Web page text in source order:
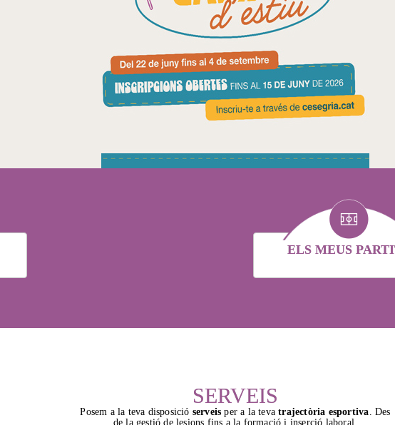
ELS MEUS
SERVEIS
Posem a la teva disposició serveis per a la tevatrajectòria esportiva. Des
de la gestió de lesions fins a la formació i inserció laboral.